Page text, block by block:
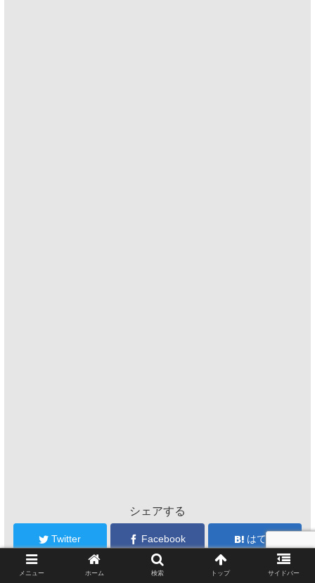
シェアする
Twitter Facebook はてブ
LINE コピー
メニュー ホーム 検索 トップ サイドバー